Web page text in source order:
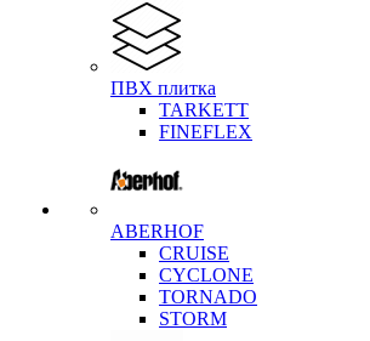
ПВХ плитка
TARKETT
FINEFLEX
ABERHOF
CRUISE
CYCLONE
TORNADO
STORM